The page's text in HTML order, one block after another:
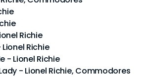
Richie
Richie
- Lionel Richie
- Lionel Richie, Commodores